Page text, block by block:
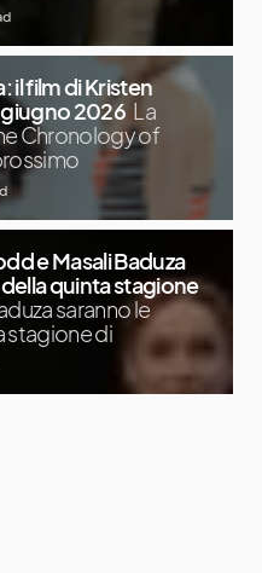
il film di Kristen
giugno 2026 La
Chronology of
e Masali Baduza
quinta stagione
saranno le
stagione di